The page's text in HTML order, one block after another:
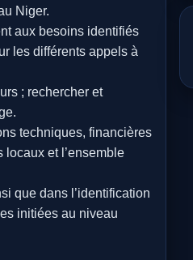
Niger.
aux besoins identifiés
les différents appels à
; rechercher et
techniques, financières
et l’ensemble
que dans l’identification
initiées au niveau